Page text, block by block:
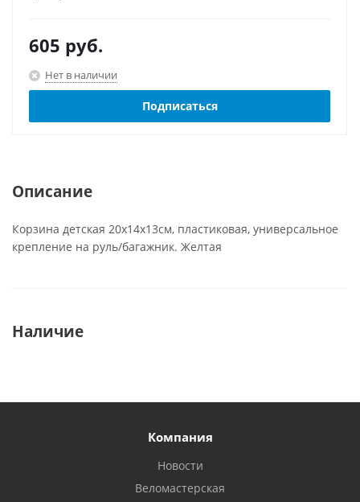
605 руб.
Нет в наличии
Подписаться
Описание
Корзина детская 20х14х13см, пластиковая, универсальное
крепление на руль/багажник. Желтая
Наличие
Компания
Новости
Веломастерская